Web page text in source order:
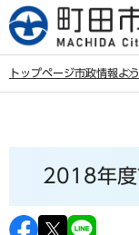
こ
の
トップページ市政情報よ
ら
2018年度